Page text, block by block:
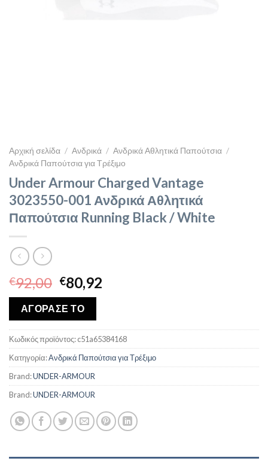
Αρχική σελίδα / Ανδρικά / Ανδρικά Αθλητικά Παπούτσια /
Ανδρικά Παπούτσια για Τρέξιμο
Under Armour Charged Vantage
3023550-001 Ανδρικά Αθλητικά
Παπούτσια Running Black / White
€92,00 Original
price
was:
€92,00.
€80,92
€80,92.
ΑΓΟΡΑΣΕ ΤΟ
Κωδικός προϊόντος:c51a65384168
Κατηγορία:Ανδρικά Παπούτσια για Τρέξιμο
Brand:UNDER-ARMOUR
Brand:UNDER-ARMOUR